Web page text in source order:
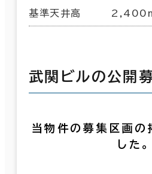
基準天井高
武関ビルの公開
当物件の募集区画の
した。